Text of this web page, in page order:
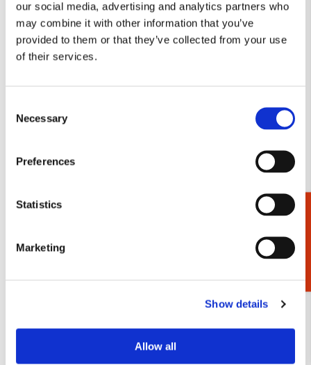
our social media, advertising and analytics partners who
may combine it with other information that you’ve
provided to them or that they’ve collected from your use
of their services.
Selection
Necessary
Preferences
Statistics
Marketing
Show details
Allow all
VOEG TOE VOEG TOE
Brillenkoker incl.
Cranes, Coll. Rijksmuseum
VOEG TOE
Schrift A5: Woman haori
Rijksmuseum Amsterdam
VOEG TOE
Cadeaukiezer